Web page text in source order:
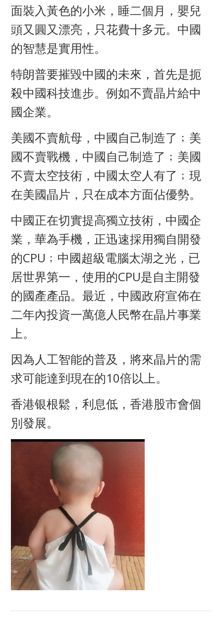
面裝入黃色的小米，睡二個月，嬰兒
頭又圓又漂亮，只花費十多元。中國
的智慧是實用性。
特朗普要摧毀中國的未來，首先是扼
殺中國科技進步。例如不賣晶片給中
國企業。
美國不賣航母，中國自己制造了﹔美
國不賣戰機，中國自己制造了﹔美國
不賣太空技術，中國太空人有了﹔現
在美國晶片，只在成本方面佔優勢。
中國正在切實提高獨立技術，中國企
業，華為手機，正迅速採用獨自開發
的CPU﹔中國超級電腦太湖之光，已
居世界第一，使用的CPU是自主開發
的國產產品。最近，中國政府宣佈在
二年內投資一萬億人民幣在晶片事業
上。
因為人工智能的普及，將來晶片的需
求可能達到現在的10倍以上。
香港银根鬆，利息低，香港股市會個
別發展。